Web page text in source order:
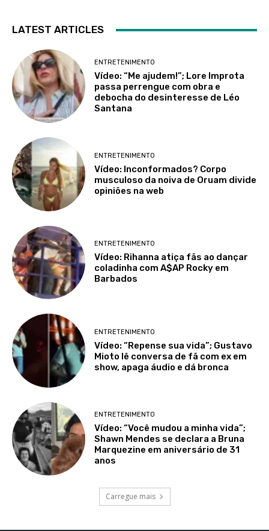
LATEST ARTICLES
ENTRETENIMENTO
Vídeo: “Me ajudem!”; Lore Improta
passa perrengue com obra e
debocha do desinteresse de Léo
Santana
ENTRETENIMENTO
Vídeo: Inconformados? Corpo
musculoso da noiva de Oruam divide
opiniões na web
ENTRETENIMENTO
Vídeo: Rihanna atiça fãs ao dançar
coladinha com A$AP Rocky em
Barbados
ENTRETENIMENTO
Vídeo: “Repense sua vida”; Gustavo
Mioto lê conversa de fã com ex em
show, apaga áudio e dá bronca
ENTRETENIMENTO
Vídeo: “Você mudou a minha vida”;
Shawn Mendes se declara a Bruna
Marquezine em aniversário de 31
anos
Carregue mais